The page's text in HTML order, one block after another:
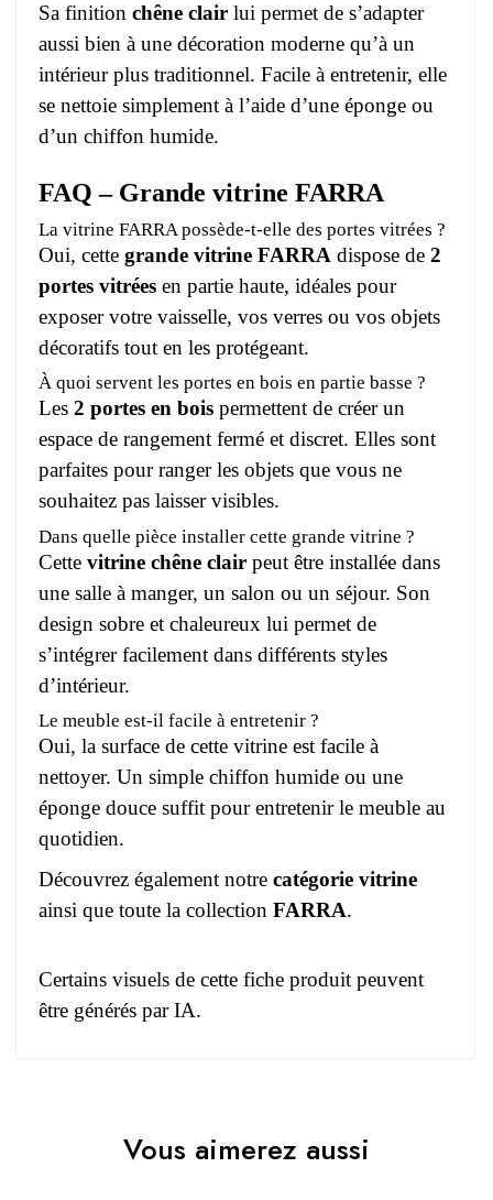
Sa finition chêne clair lui permet de s’adapter
aussi bien à une décoration moderne qu’à un
intérieur plus traditionnel. Facile à entretenir, elle
se nettoie simplement à l’aide d’une éponge ou
d’un chiffon humide.
FAQ – Grande vitrine FARRA
La vitrine FARRA possède-t-elle des portes vitrées ?
Oui, cette grande vitrine FARRA dispose de 2
portes vitrées en partie haute, idéales pour
exposer votre vaisselle, vos verres ou vos objets
décoratifs tout en les protégeant.
À quoi servent les portes en bois en partie basse ?
Les 2 portes en bois permettent de créer un
espace de rangement fermé et discret. Elles sont
parfaites pour ranger les objets que vous ne
souhaitez pas laisser visibles.
Dans quelle pièce installer cette grande vitrine ?
Cette vitrine chêne clair peut être installée dans
une salle à manger, un salon ou un séjour. Son
design sobre et chaleureux lui permet de
s’intégrer facilement dans différents styles
d’intérieur.
Le meuble est-il facile à entretenir ?
Oui, la surface de cette vitrine est facile à
nettoyer. Un simple chiffon humide ou une
éponge douce suffit pour entretenir le meuble au
quotidien.
Découvrez également notre catégorie vitrine
ainsi que toute la collection FARRA.
Certains visuels de cette fiche produit peuvent
être générés par IA.
Adulte
Vous devez vous connecter pour laisser un avis
Vous aimerez aussi